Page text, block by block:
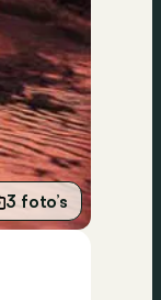
3 foto’s